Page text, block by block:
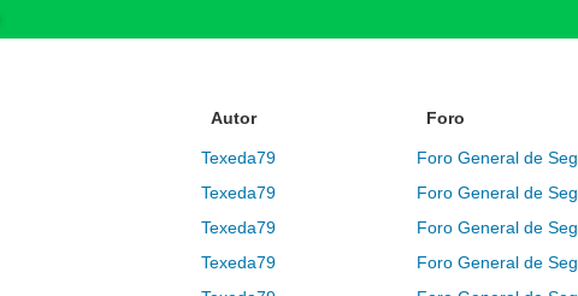
Autor Foro
Texeda79 Foro General de
Texeda79 Foro General de
Texeda79 Foro General de
Texeda79 Foro General de